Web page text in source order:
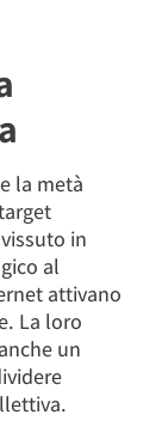
la metà
in
al
attivano
La loro
un